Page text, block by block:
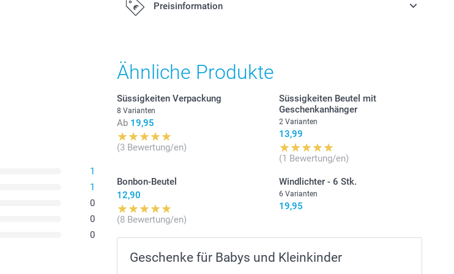
Preisinformation
Versandkosten.
1
1
0
0
0
Ähnliche Produkte
Süssigkeiten Verpackung
8 Varianten
Ab 19,95
(3 Bewertung/en)
Süssigkeiten Beutel mit
Geschenkanhänger
2 Varianten
13,99
(1 Bewertung/en)
Bonbon-Beutel
12,90
(8 Bewertung/en)
Windlichter - 6 Stk.
6 Varianten
19,95
Geschenke für Babys und Kleinkinder